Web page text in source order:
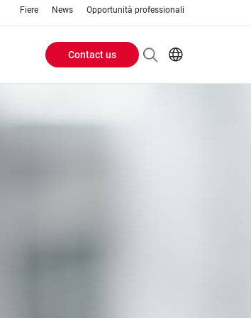
Fiere News Opportunità professionali
Header
Contact us